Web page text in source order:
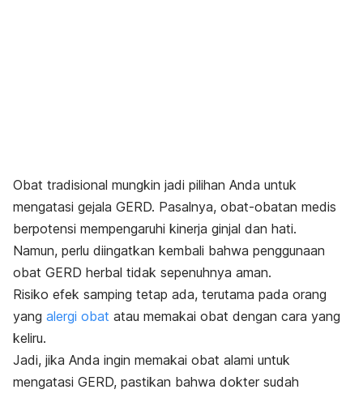
Obat tradisional mungkin jadi pilihan Anda untuk
mengatasi gejala GERD. Pasalnya, obat-obatan medis
berpotensi mempengaruhi kinerja ginjal dan hati.
Namun, perlu diingatkan kembali bahwa penggunaan
obat GERD herbal tidak sepenuhnya aman.
Risiko efek samping tetap ada, terutama pada orang
yang alergi obat atau memakai obat dengan cara yang
keliru.
Jadi, jika Anda ingin memakai obat alami untuk
mengatasi GERD, pastikan bahwa dokter sudah